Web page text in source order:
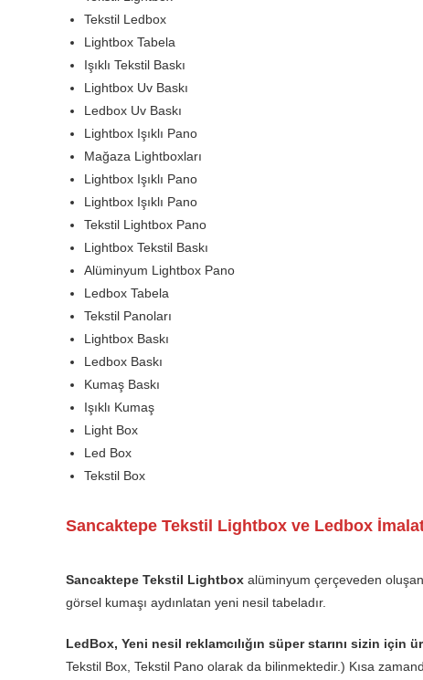
Tekstil Ledbox
Lightbox Tabela
Işıklı Tekstil Baskı
Lightbox Uv Baskı
Ledbox Uv Baskı
Lightbox Işıklı Pano
Mağaza Lightboxları
Lightbox Işıklı Pano
Lightbox Işıklı Pano
Tekstil Lightbox Pano
Lightbox Tekstil Baskı
Alüminyum Lightbox Pano
Ledbox Tabela
Tekstil Panoları
Lightbox Baskı
Ledbox Baskı
Kumaş Baskı
Işıklı Kumaş
Light Box
Led Box
Tekstil Box
Sancaktepe Tekstil Lightbox ve Ledbox
Sancaktepe Tekstil Lightbox alüminyum çerçeveden
görsel kumaşı aydınlatan yeni nesil tabeladır.
LedBox, Yeni nesil reklamcılığın süper starını sizin için
Tekstil Box, Tekstil Pano olarak da bilinmektedir.) Kısa